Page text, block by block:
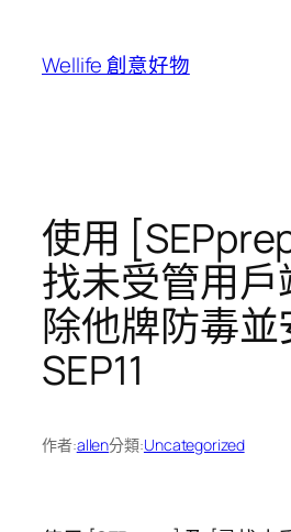
Wellife 創意好物
使用
找未受管用
除他牌防毒並
SEP11
作者:allen分類:Uncategorized